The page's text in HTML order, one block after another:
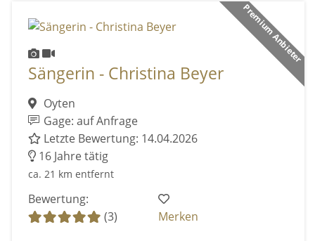
Premium Anbieter
Sängerin - Christina Beyer
Oyten
Gage: auf Anfrage
Letzte Bewertung: 14.04.2026
16 Jahre tätig
ca. 21 km entfernt
Bewertung:
(3)
Merken